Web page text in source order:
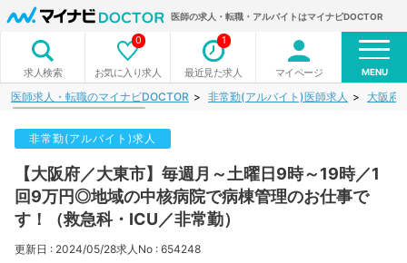
医師の求人・転職・アルバイトはマイナビDOCTOR
求人検索 お気に入り求人
0
最近見た求人
1
マイページ MENU
医師求人・転職のマイナビDOCTOR 非常勤(アルバイト)医師求人 大阪府
非常勤(アルバイト)求人
【大阪府／大東市】毎週月～土曜日9時～19時／1
回9万円◎地域の中核病院で病棟管理のお仕事で
す！（救急科・ICU／非常勤）
更新日 : 2024/05/28求人No : 654248